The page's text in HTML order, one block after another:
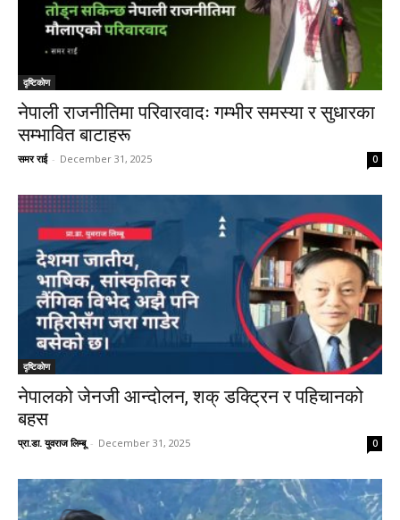
दृष्टिकाेण
नेपाली राजनीतिमा परिवारवादः गम्भीर समस्या र सुधारका
सम्भावित बाटाहरू
समर राई - December 31, 2025 0
दृष्टिकाेण
नेपालको जेनजी आन्दोलन, शक् डक्ट्रिन र पहिचानको
बहस
प्रा.डा. युवराज लिम्बू - December 31, 2025 0